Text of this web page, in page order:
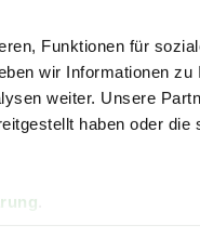
Funktionen für
wir Informationen zu
weiter. Unsere
haben oder